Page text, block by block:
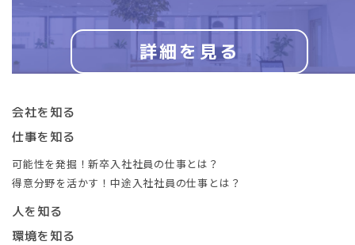
詳細を見る
会社を知る
仕事を知る
可能性を発掘！新卒入社社員の仕事とは？
得意分野を活かす！中途入社社員の仕事とは？
人を知る
環境を知る